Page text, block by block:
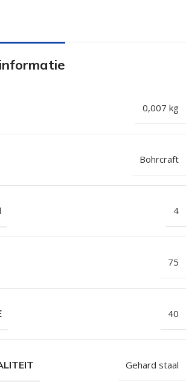
0,007 kg
Bohrcraft
4
75
40
Gehard staal